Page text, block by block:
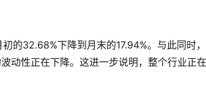
的32.68%下降到月末的17.94%。与此同时
动性正在下降。这进一步说明，整个行业正